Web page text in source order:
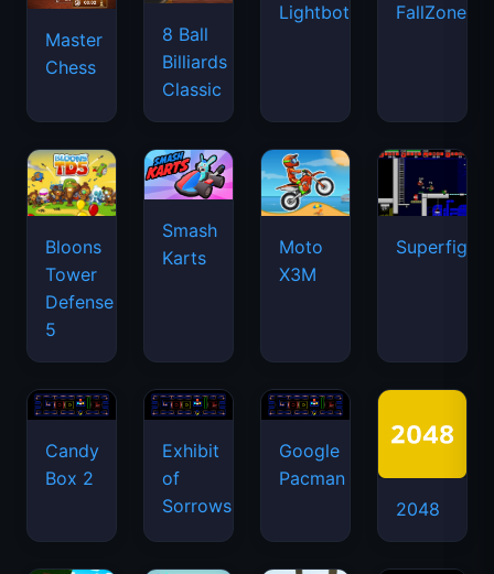
Master
Chess
8 Ball
Billiards
Classic
Lightbot FallZone.io
Bloons
Tower
Defense
5
Smash
Karts
Moto
X3M
Candy
Box 2
Exhibit
of
Sorrows
Google
Pacman
2048